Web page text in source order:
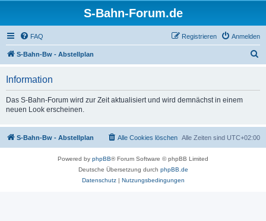
S-Bahn-Forum.de
FAQ Anmelden
Registrieren
S-Bahn-Bw - Abstellplan
Information
Das S-Bahn-Forum wird zur Zeit aktualisiert und wird demnächst in einem
neuen Look erscheinen.
S-Bahn-Bw - Abstellplan Alle Zeiten sind UTC+02:00
Alle Cookies löschen
Powered by phpBB® Forum Software © phpBB Limited
Deutsche Übersetzung durch phpBB.de
Datenschutz| Nutzungsbedingungen